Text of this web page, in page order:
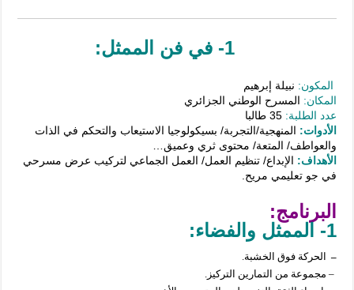
1- في فن الممثل:
المكون: نبيلة إبرهيم
المكان: المسرح الوطني الجزائري
عدد الطلبة: 35 طالبا
الأدوات: المنهجية/التجربة/ بسيكولوجيا الاستيعاب والتحكم في الذات
والعواطف/ المتعة/ محتوى ثري وعميق…
الأهداف: الإبداع/ تنظيم العمل/ العمل الجماعي لتركيب عرض مسرحي
في جو تعليمي مريح.
البرنامج:
1- الممثل
والفضاء:
– الحركة فوق الخشبة.
– مجموعة من التمارين التركيز.